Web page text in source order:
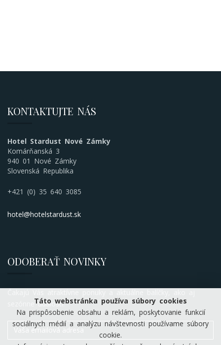
KONTAKTUJTE NÁS
Hotel Stardust Nové Zámky
Komárňanská 3
940 01 Nové Zámky
Slovenská Republika
+421 (0) 35 640 3085
hotel@hotelstardust.sk
ODOBERAŤ NOVINKY
sezónne udalosti.
Táto webstránka používa súbory cookies
Na prispôsobenie obsahu a reklám, poskytovanie funkcií
sociálnych médií a analýzu návštevnosti používame súbory
cookie.